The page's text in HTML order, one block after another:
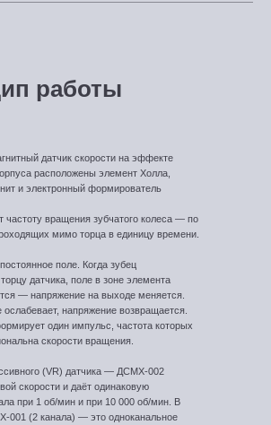
датчик скорости на эффекте
расположены элемент Холла,
и электронный формирователь
частоту вращения зубчатого колеса — по
мимо торца в единицу времени.
поле. Когда зубец
датчика, поле в зоне элемента
— напряжение на выходе меняется.
напряжение возвращается.
один импульс, частота которых
скорости вращения.
(VR) датчика — ДСМХ-002
скорости и даёт одинаковую
при 1 об/мин и при 10 000 об/мин. В
001 (2 канала) — это одноканальное
работы